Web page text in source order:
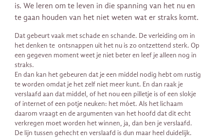
is. We leren om te leven in die spanning van het nu en
te gaan houden van het niet weten wat er straks komt.
Dat gebeurt vaak met schade en schande. De verleiding om in
het denken te ontsnappen uit het nu is zo ontzettend sterk. Op
een gegeven moment weet je niet beter en leef je alleen nog in
straks.
En dan kan het gebeuren dat je een middel nodig hebt om rustig
te worden omdat je het zelf niet meer kunt. En dan raak je
verslaafd aan dat middel, of het nou een pilletje is of een slokje
of internet of een potje neuken: het móet. Als het lichaam
daarom vraagt en de argumenten van het hoofd dat dit echt
verkregen moet worden het winnen, ja, dan ben je verslaafd.
De lijn tussen gehecht en verslaafd is dun maar heel duidelijk.